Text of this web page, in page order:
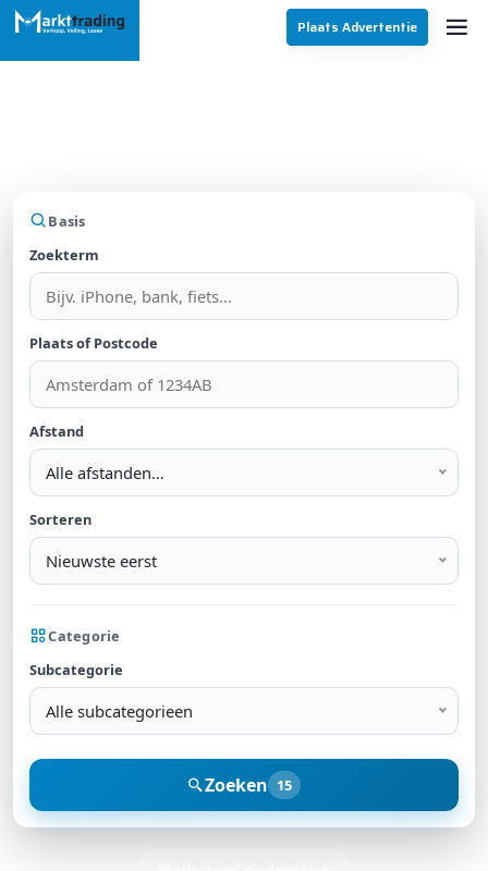
Plaats Advertentie
Basis
Zoekterm
Plaats of Postcode
Afstand
Alle afstanden…
Sorteren
Nieuwste eerst
Categorie
Subcategorie
Alle subcategorieen
Zoeken 15